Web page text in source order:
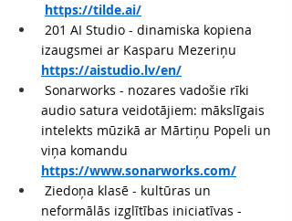
https://tilde.ai/
201 AI Studio - dinamiska kopiena
izaugsmei ar Kasparu Mezeriņu
https://aistudio.lv/en/
Sonarworks - nozares vadošie rīki
audio satura veidotājiem: mākslīgais
intelekts mūzikā ar Mārtiņu Popeli un
viņa komandu
https://www.sonarworks.com/
Ziedoņa klasē - kultūras un
neformālās izglītības iniciatīvas -